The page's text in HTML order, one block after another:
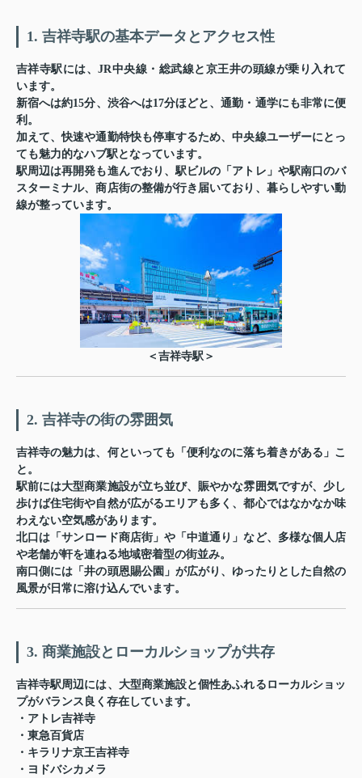
1. 吉祥寺駅の基本データとアクセス性
吉祥寺駅には、JR中央線・総武線と京王井の頭線が乗り入れて
います。
新宿へは約15分、渋谷へは17分ほどと、通勤・通学にも非常に便
利。
加えて、快速や通勤特快も停車するため、中央線ユーザーにとっ
ても魅力的なハブ駅となっています。
駅周辺は再開発も進んでおり、駅ビルの「アトレ」や駅南口のバ
スターミナル、商店街の整備が行き届いており、暮らしやすい動
線が整っています。
＜吉祥寺駅＞
2. 吉祥寺の街の雰囲気
吉祥寺の魅力は、何といっても「便利なのに落ち着きがある」こ
と。
駅前には大型商業施設が立ち並び、賑やかな雰囲気ですが、少し
歩けば住宅街や自然が広がるエリアも多く、都心ではなかなか味
わえない空気感があります。
北口は「サンロード商店街」や「中道通り」など、多様な個人店
や老舗が軒を連ねる地域密着型の街並み。
南口側には「井の頭恩賜公園」が広がり、ゆったりとした自然の
風景が日常に溶け込んでいます。
3. 商業施設とローカルショップが共存
吉祥寺駅周辺には、大型商業施設と個性あふれるローカルショッ
プがバランス良く存在しています。
・アトレ吉祥寺
・東急百貨店
・キラリナ京王吉祥寺
・ヨドバシカメラ